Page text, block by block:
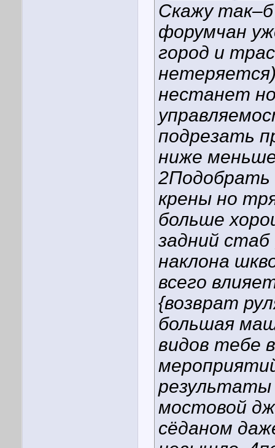
Скажу
форумчан
город и
нестанет
подрезать
ниже
крены но
больше
задний стаб
наклона
всего
{возврат
большая
видов тебе
результаты
мостовой
сёданом